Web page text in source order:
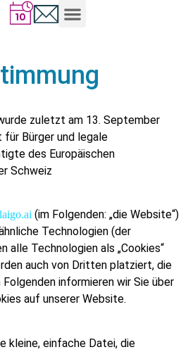
zuletzt am 13. September
Bürger und legale
des Europäischen
Schweiz
(im Folgenden: „die Website“)
Technologien (der
alle Technologien als „Cookies“
auch von Dritten platziert, die
informieren wir Sie über
auf unserer Website.
kleine, einfache Datei, die